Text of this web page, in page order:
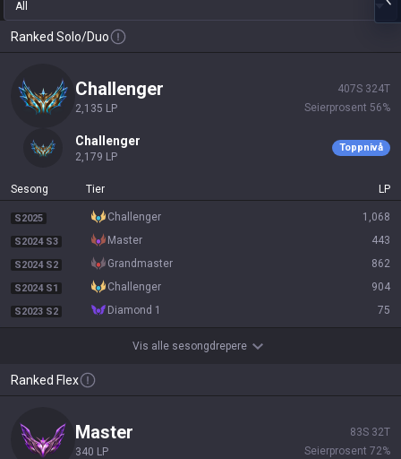
All
Ranked Solo/Duo
challenger
2,135 LP
407S 324T
Seierprosent 56%
challenger
2,179 LP
Toppnivå
Sesong Tier LP
S2025 challenger 1,068
S2024 S3 master 443
S2024 S2 grandmaster 862
S2024 S1 challenger 904
S2023 S2 diamond 1 75
Vis alle sesongdrepere
Ranked Flex
master
340 LP
83S 32T
Seierprosent 72%